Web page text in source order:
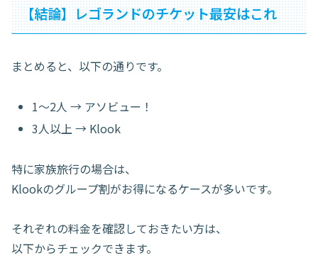
【結論】レゴランドのチケット最安はこれ
まとめると、以下の通りです。
1〜2人 → アソビュー！
3人以上 → Klook
特に家族旅行の場合は、
Klookのグループ割がお得になるケースが多いです。
それぞれの料金を確認しておきたい方は、
以下からチェックできます。